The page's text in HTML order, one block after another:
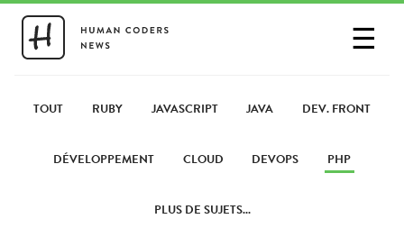
☰
PARTAGER UN LIEN
TOUT RUBY JAVASCRIPT JAVA DEV. FRONT
DÉVELOPPEMENT CLOUD DEVOPS PHP
PLUS DE SUJETS...